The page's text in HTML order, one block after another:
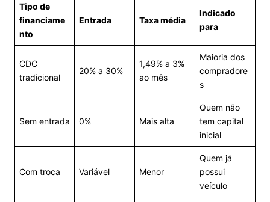
Tipo de
financiame
nto
Entrada Taxa média
Indicado
para
CDC
tradicional
20% a 30%
1,49% a 3%
ao mês
Maioria dos
compradore
s
Sem entrada 0% Mais alta
Quem não
tem capital
inicial
Com troca Variável Menor
Quem já
possui
veículo